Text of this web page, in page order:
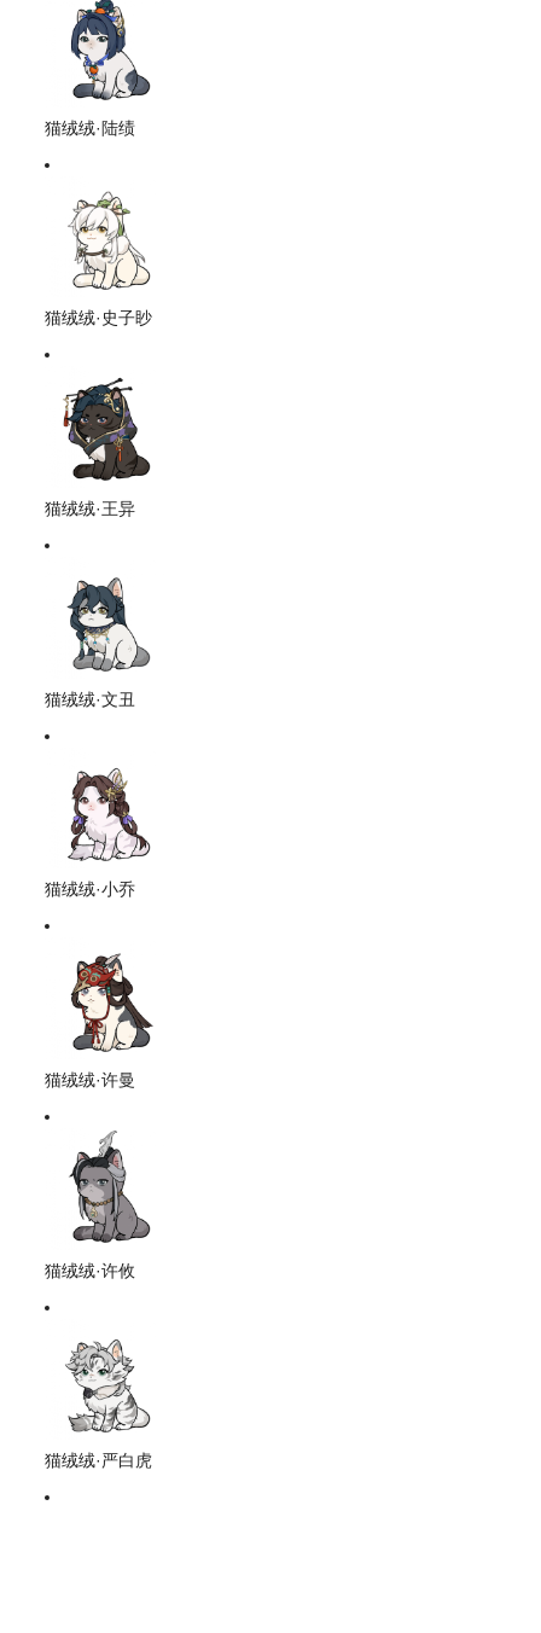
猫绒绒·陆绩
猫绒绒·史子眇
猫绒绒·王异
猫绒绒·文丑
猫绒绒·小乔
猫绒绒·许曼
猫绒绒·许攸
猫绒绒·严白虎